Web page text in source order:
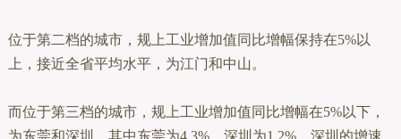
位于第二档的城市，规上工业增加值同比增幅保持在5%以
上，接近全省平均水平，为江门和中山。
而位于第三档的城市，规上工业增加值同比增幅在5%以下，
为东莞和深圳。其中东莞为4.3%，深圳为1.2%。深圳的增速